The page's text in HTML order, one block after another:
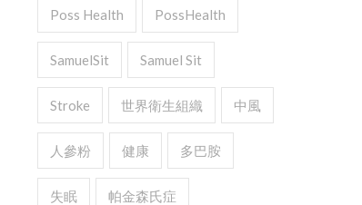
Poss Health PossHealth
SamuelSit Samuel Sit
Stroke 世界衛生組織 中風
人參粉 健康 多巴胺
失眠 帕金森氏症